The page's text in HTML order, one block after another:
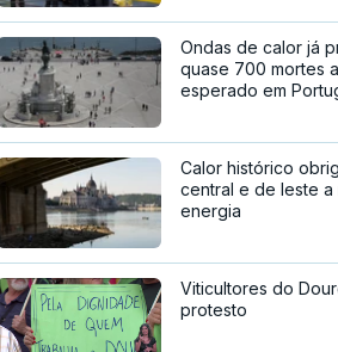
Ondas de calor já
quase 700 mortes
esperado em
Calor histórico
central e de leste a
energia
Viticultores do
protesto